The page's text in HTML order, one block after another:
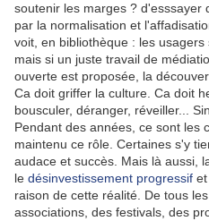
soutenir les marges ? d'esssayer
par la normalisation et
voit, en bibliothèque : les usagers
mais si un juste travail de
ouverte est proposée, la
Ca doit griffer la culture. Ca doit
bousculer, déranger, réveiller...
Pendant des années, ce sont les
maintenu ce rôle. Certaines s'y
audace et succès. Mais là aussi,
le désinvestissement progressif
raison de cette réalité. De tous
associations, des festivals, des